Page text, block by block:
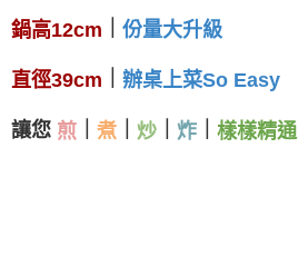
鍋高12cm 份量大升級
直徑39cm 辦桌上菜So Easy
讓您 煎 煮 炒 炸 樣樣精通